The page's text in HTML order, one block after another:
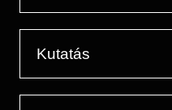
Kutatás